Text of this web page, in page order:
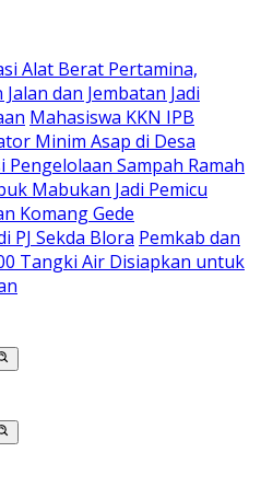
Alat Berat Pertamina,
dan Jembatan Jadi
Mahasiswa KKN IPB
Minim Asap di Desa
Sampah Ramah
Mabukan Jadi Pemicu
Komang Gede
PJ Sekda Blora Pemkab dan
Tangki Air Disiapkan untuk